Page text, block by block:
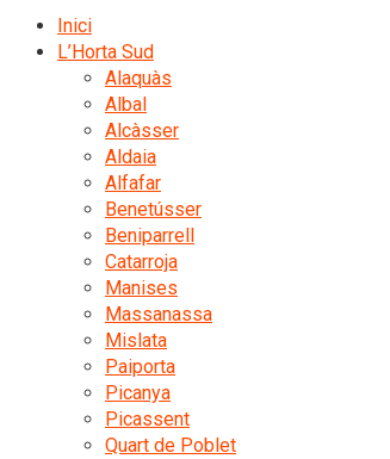
Inici
L’Horta Sud
Alaquàs
Albal
Alcàsser
Aldaia
Alfafar
Benetússer
Beniparrell
Catarroja
Manises
Massanassa
Mislata
Paiporta
Picanya
Picassent
Quart de Poblet